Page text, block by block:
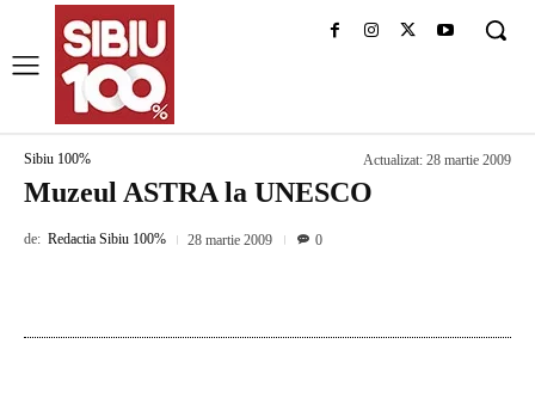
Sibiu 100% Actualizat: 28 martie 2009
Muzeul ASTRA la UNESCO
de: Redactia Sibiu 100% 28 martie 2009 0